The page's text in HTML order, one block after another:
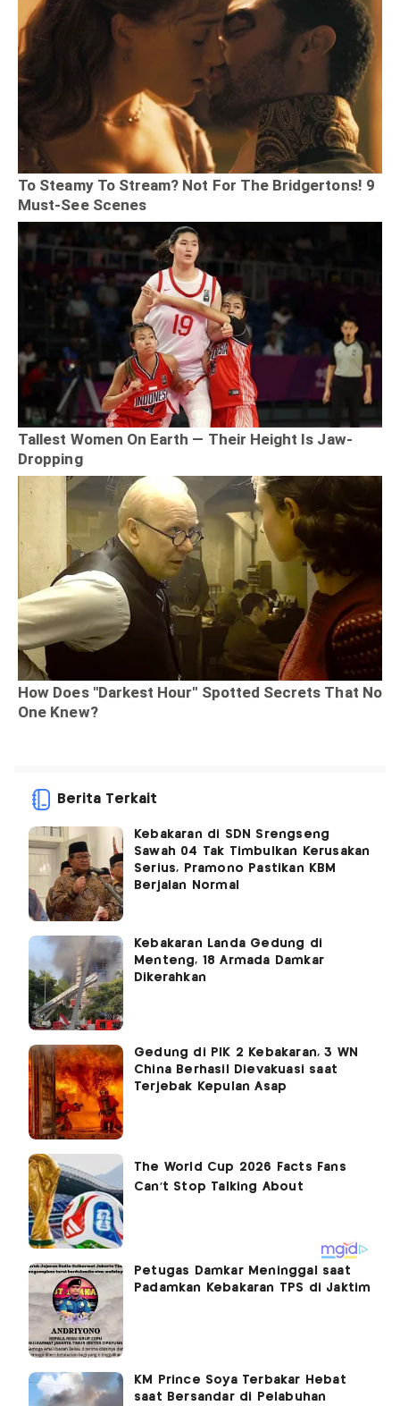
Berita Terkait
Kebakaran di SDN Srengseng
Sawah 04 Tak Timbulkan Kerusakan
Serius, Pramono Pastikan KBM
Berjalan Normal
Kebakaran Landa Gedung di
Menteng, 18 Armada Damkar
Dikerahkan
Gedung di PIK 2 Kebakaran, 3 WN
China Berhasil Dievakuasi saat
Terjebak Kepulan Asap
Petugas Damkar Meninggal saat
Padamkan Kebakaran TPS di Jaktim
KM Prince Soya Terbakar Hebat
saat Bersandar di Pelabuhan